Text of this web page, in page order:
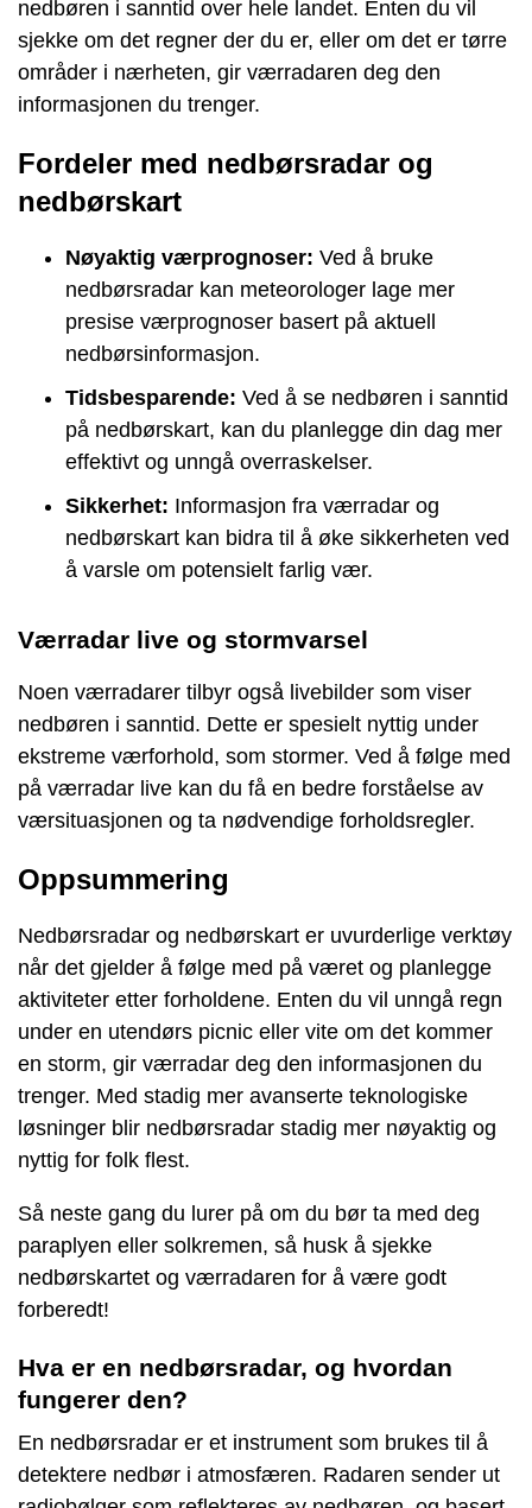
nedbøren i sanntid over hele landet. Enten du vil
sjekke om det regner der du er, eller om det er tørre
områder i nærheten, gir værradaren deg den
informasjonen du trenger.
Fordeler med nedbørsradar og
nedbørskart
Nøyaktig værprognoser: Ved å bruke
nedbørsradar kan meteorologer lage mer
presise værprognoser basert på aktuell
nedbørsinformasjon.
Tidsbesparende: Ved å se nedbøren i sanntid
på nedbørskart, kan du planlegge din dag mer
effektivt og unngå overraskelser.
Sikkerhet: Informasjon fra værradar og
nedbørskart kan bidra til å øke sikkerheten ved
å varsle om potensielt farlig vær.
Værradar live og stormvarsel
Noen værradarer tilbyr også livebilder som viser
nedbøren i sanntid. Dette er spesielt nyttig under
ekstreme værforhold, som stormer. Ved å følge med
på værradar live kan du få en bedre forståelse av
værsituasjonen og ta nødvendige forholdsregler.
Oppsummering
Nedbørsradar og nedbørskart er uvurderlige verktøy
når det gjelder å følge med på været og planlegge
aktiviteter etter forholdene. Enten du vil unngå regn
under en utendørs picnic eller vite om det kommer
en storm, gir værradar deg den informasjonen du
trenger. Med stadig mer avanserte teknologiske
løsninger blir nedbørsradar stadig mer nøyaktig og
nyttig for folk flest.
Så neste gang du lurer på om du bør ta med deg
paraplyen eller solkremen, så husk å sjekke
nedbørskartet og værradaren for å være godt
forberedt!
Hva er en nedbørsradar, og hvordan
fungerer den?
En nedbørsradar er et instrument som brukes til å
detektere nedbør i atmosfæren. Radaren sender ut